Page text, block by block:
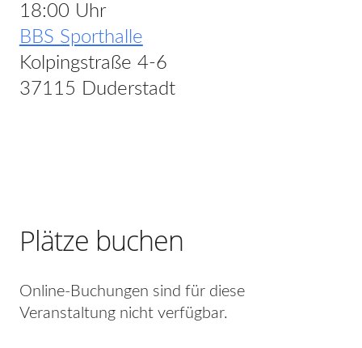
18:00 Uhr
BBS Sporthalle
Kolpingstraße 4-6
37115 Duderstadt
Plätze buchen
Online-Buchungen sind für diese
Veranstaltung nicht verfügbar.